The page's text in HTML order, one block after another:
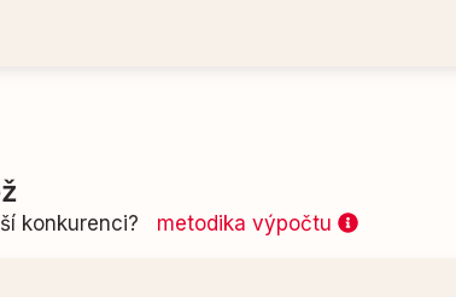
konkurenci? metodika výpočtu